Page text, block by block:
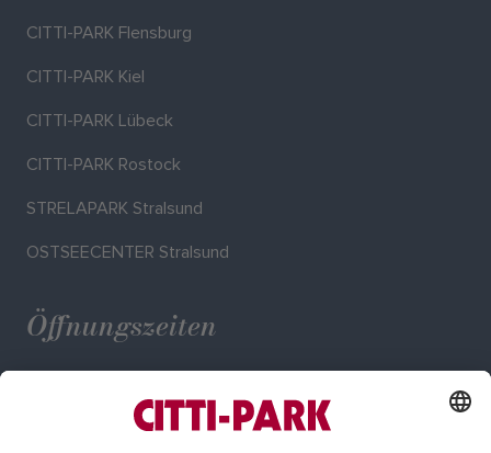
CITTI-PARK Flensburg
CITTI-PARK Kiel
CITTI-PARK Lübeck
CITTI-PARK Rostock
STRELAPARK Stralsund
OSTSEECENTER Stralsund
Öffnungszeiten